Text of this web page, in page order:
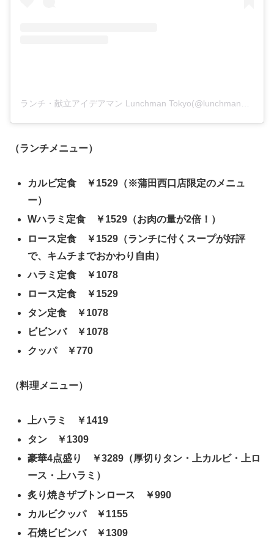
（ランチメニュー）
カルビ定食 ￥1529（※蒲田西口店限定のメニュ
ー）
Wハラミ定食 ￥1529（お肉の量が2倍！）
ロース定食 ￥1529（ランチに付くスープが好評
で、キムチまでおかわり自由）
ハラミ定食 ￥1078
ロース定食 ￥1529
タン定食 ￥1078
ビビンバ ￥1078
クッパ ￥770
（料理メニュー）
上ハラミ ￥1419
タン ￥1309
豪華4点盛り ￥3289（厚切りタン・上カルビ・上ロ
ース・上ハラミ）
炙り焼きザブトンロース ￥990
カルビクッパ ￥1155
石焼ビビンバ ￥1309